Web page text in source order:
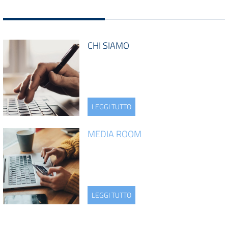
CHI SIAMO
LEGGI TUTTO
MEDIA ROOM
LEGGI TUTTO